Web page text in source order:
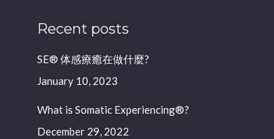
Recent posts
SE® 体感療癒在做什麼?
January 10, 2023
What is Somatic Experiencing®?
December 29, 2022